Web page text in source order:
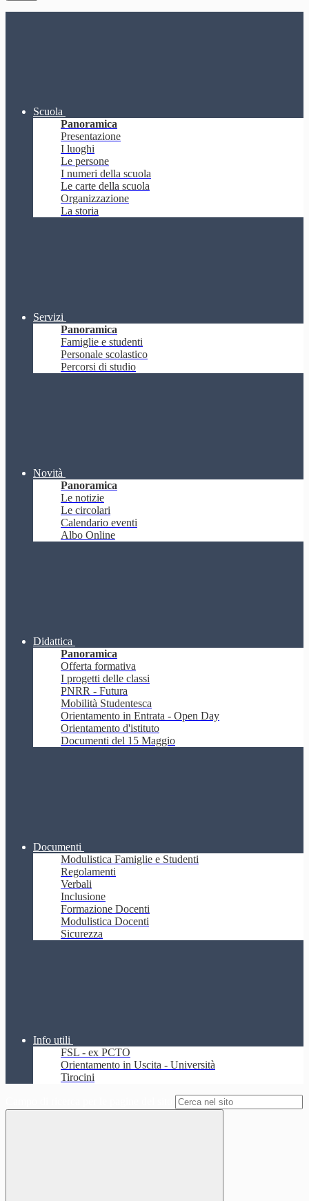
Scuola
Panoramica
Presentazione
I luoghi
Le persone
I numeri della scuola
Le carte della scuola
Organizzazione
La storia
Servizi
Panoramica
Famiglie e studenti
Personale scolastico
Percorsi di studio
Novità
Panoramica
Le notizie
Le circolari
Calendario eventi
Albo Online
Didattica
Panoramica
Offerta formativa
I progetti delle classi
PNRR - Futura
Mobilità Studentesca
Orientamento in Entrata - Open Day
Orientamento d'istituto
Documenti del 15 Maggio
Documenti
Modulistica Famiglie e Studenti
Regolamenti
Verbali
Inclusione
Formazione Docenti
Modulistica Docenti
Sicurezza
Info utili
FSL - ex PCTO
Orientamento in Uscita - Università
Tirocini